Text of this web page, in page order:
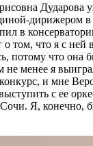
Дударова
дирижером в
в
о том, что я с ней
потому что она
менее я
и мне
с ее
Я, конечно,